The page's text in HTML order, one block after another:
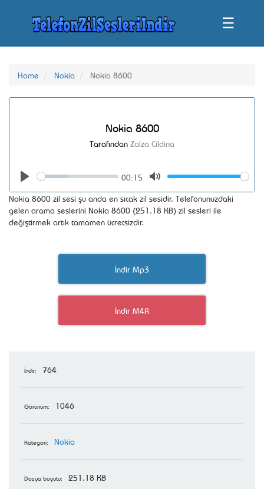
☰
Home Nokia Nokia 8600
Nokia 8600
Tarafından Zalza Cildina
Seek
00:15
Volume
Nokia 8600 zil sesi şu anda en sıcak zil sesidir. Telefonunuzdaki
gelen arama seslerini Nokia 8600 (251.18 KB) zil sesleri ile
değiştirmek artık tamamen ücretsizdir.
İndir Mp3
İndir M4R
İndir: 764
Görünüm: 1046
Kategori: Nokia
Dosya boyutu: 251.18 KB